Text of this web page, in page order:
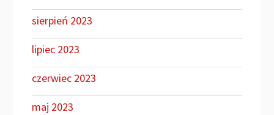
sierpień 2023
lipiec 2023
czerwiec 2023
maj 2023